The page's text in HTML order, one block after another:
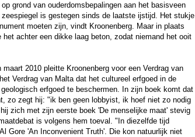
grond van ouderdomsbepalingen aan het basisveen
is gestegen sinds de laatste ijstijd. Het stukje
moeten zijn, vindt Kroonenberg. Maar in plaats
het achter een dikke laag beton, zodat niemand het ooit
maart 2010 pleitte Kroonenberg voor een Verdrag van
Verdrag van Malta dat het cultureel erfgoed in de
erfgoed te beschermen. In zijn boek komt dat
zo zegt hij: "ik ben geen lobbyist, ik hoef niet zo nodig
zich met zijn eerste boek 'De menselijke maat' stevig
is volgens hem toeval. "In diezelfde tijd
Gore 'An Inconvenient Truth'. Die kon natuurlijk niet